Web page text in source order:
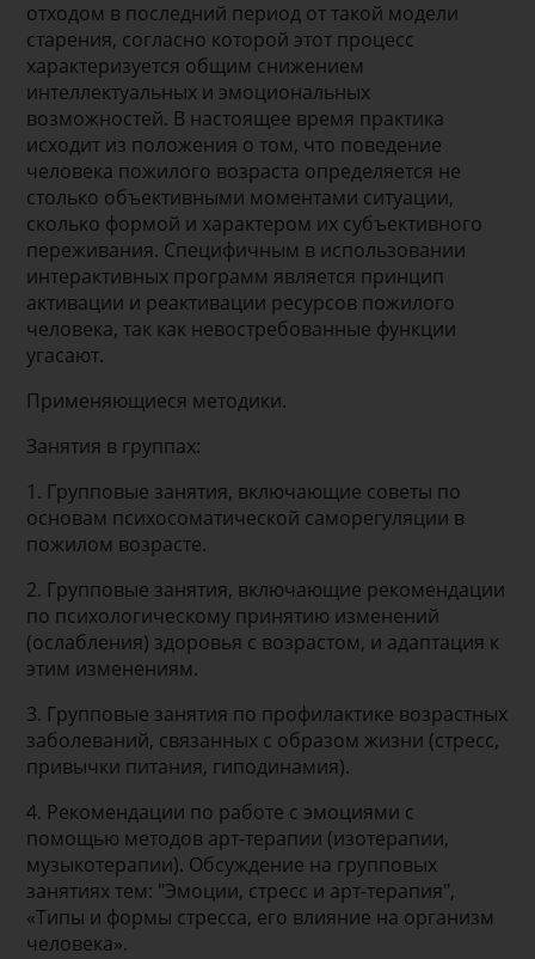
отходом в последний период от такой модели
старения, согласно которой этот процесс
характеризуется общим снижением
интеллектуальных и эмоциональных
возможностей. В настоящее время практика
исходит из положения о том, что поведение
человека пожилого возраста определяется не
столько объективными моментами ситуации,
сколько формой и характером их субъективного
переживания. Специфичным в использовании
интерактивных программ является принцип
активации и реактивации ресурсов пожилого
человека, так как невостребованные функции
угасают.
Применяющиеся методики.
Занятия в группах:
1. Групповые занятия, включающие советы по
основам психосоматической саморегуляции в
пожилом возрасте.
2. Групповые занятия, включающие рекомендации
по психологическому принятию изменений
(ослабления) здоровья с возрастом, и адаптация к
этим изменениям.
3. Групповые занятия по профилактике возрастных
заболеваний, связанных с образом жизни (стресс,
привычки питания, гиподинамия).
4. Рекомендации по работе с эмоциями с
помощью методов арт-терапии (изотерапии,
музыкотерапии). Обсуждение на групповых
занятиях тем: "Эмоции, стресс и арт-терапия",
«Типы и формы стресса, его влияние на организм
человека».